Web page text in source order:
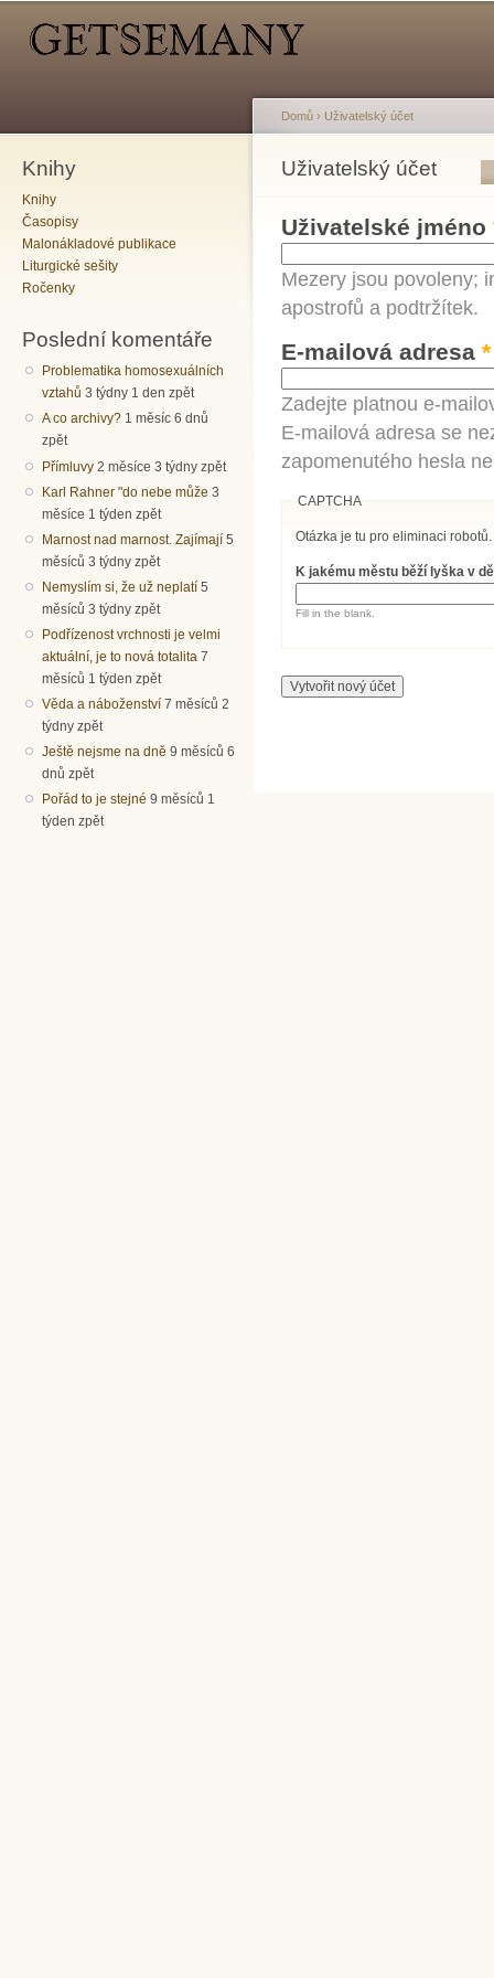
Knihy
Knihy
Časopisy
Malonákladové publikace
Liturgické sešity
Ročenky
Poslední komentáře
Problematika homosexuálních
vztahů 3 týdny 1 den zpět
A co archivy? 1 měsíc 6 dnů
zpět
Přímluvy 2 měsíce 3 týdny zpět
Karl Rahner "do nebe může 3
měsíce 1 týden zpět
Marnost nad marnost. Zajímají 5
měsíců 3 týdny zpět
Nemyslím si, že už neplatí 5
měsíců 3 týdny zpět
Podřízenost vrchnosti je velmi
aktuální, je to nová totalita 7
měsíců 1 týden zpět
Věda a náboženství 7 měsíců 2
týdny zpět
Ještě nejsme na dně 9 měsíců 6
dnů zpět
Pořád to je stejné 9 měsíců 1
týden zpět
Jste zde
Domů › Uživatelský účet
Uživatelský účet
Hlavní záložky
Uživatelské jméno
Mezery jsou povoleny;
apostrofů a podtržítek.
E-mailová adresa *
Zadejte platnou e-
E-mailová adresa se
zapomenutého hesla
CAPTCHA
Otázka je tu pro eliminaci robotů.
K jakému městu běží lyška v
Fill in the blank.